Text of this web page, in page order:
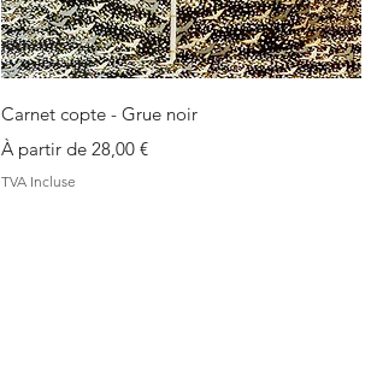
Aperçu rapide
Carnet copte - Grue noir
À partir de 28,00 €
Prix promotionnel
TVA Incluse